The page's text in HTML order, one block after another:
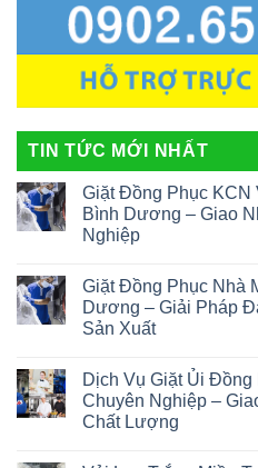
TIN TỨC MỚI NHẤT
Giặt Đồng Phục KCN
Bình Dương – Giao
Nghiệp
Giặt Đồng Phục Nhà
Dương – Giải Pháp
Sản Xuất
Dịch Vụ Giặt Ủi
Chuyên Nghiệp –
Chất Lượng